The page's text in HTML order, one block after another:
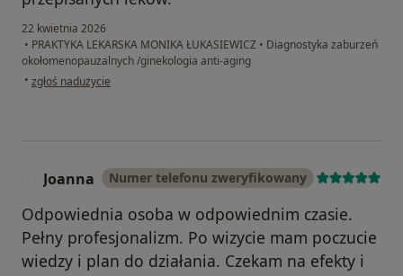
22 kwietnia 2026
• PRAKTYKA LEKARSKA MONIKA ŁUKASIEWICZ • Diagnostyka zaburzeń
okołomenopauzalnych /ginekologia anti-aging
• w opinii użytkownika M.M-G.
zgłoś nadużycie
Joanna Numer telefonu zweryfikowany
Odpowiednia osoba w odpowiednim czasie.
Pełny profesjonalizm. Po wizycie mam poczucie
wiedzy i plan do działania. Czekam na efekty i